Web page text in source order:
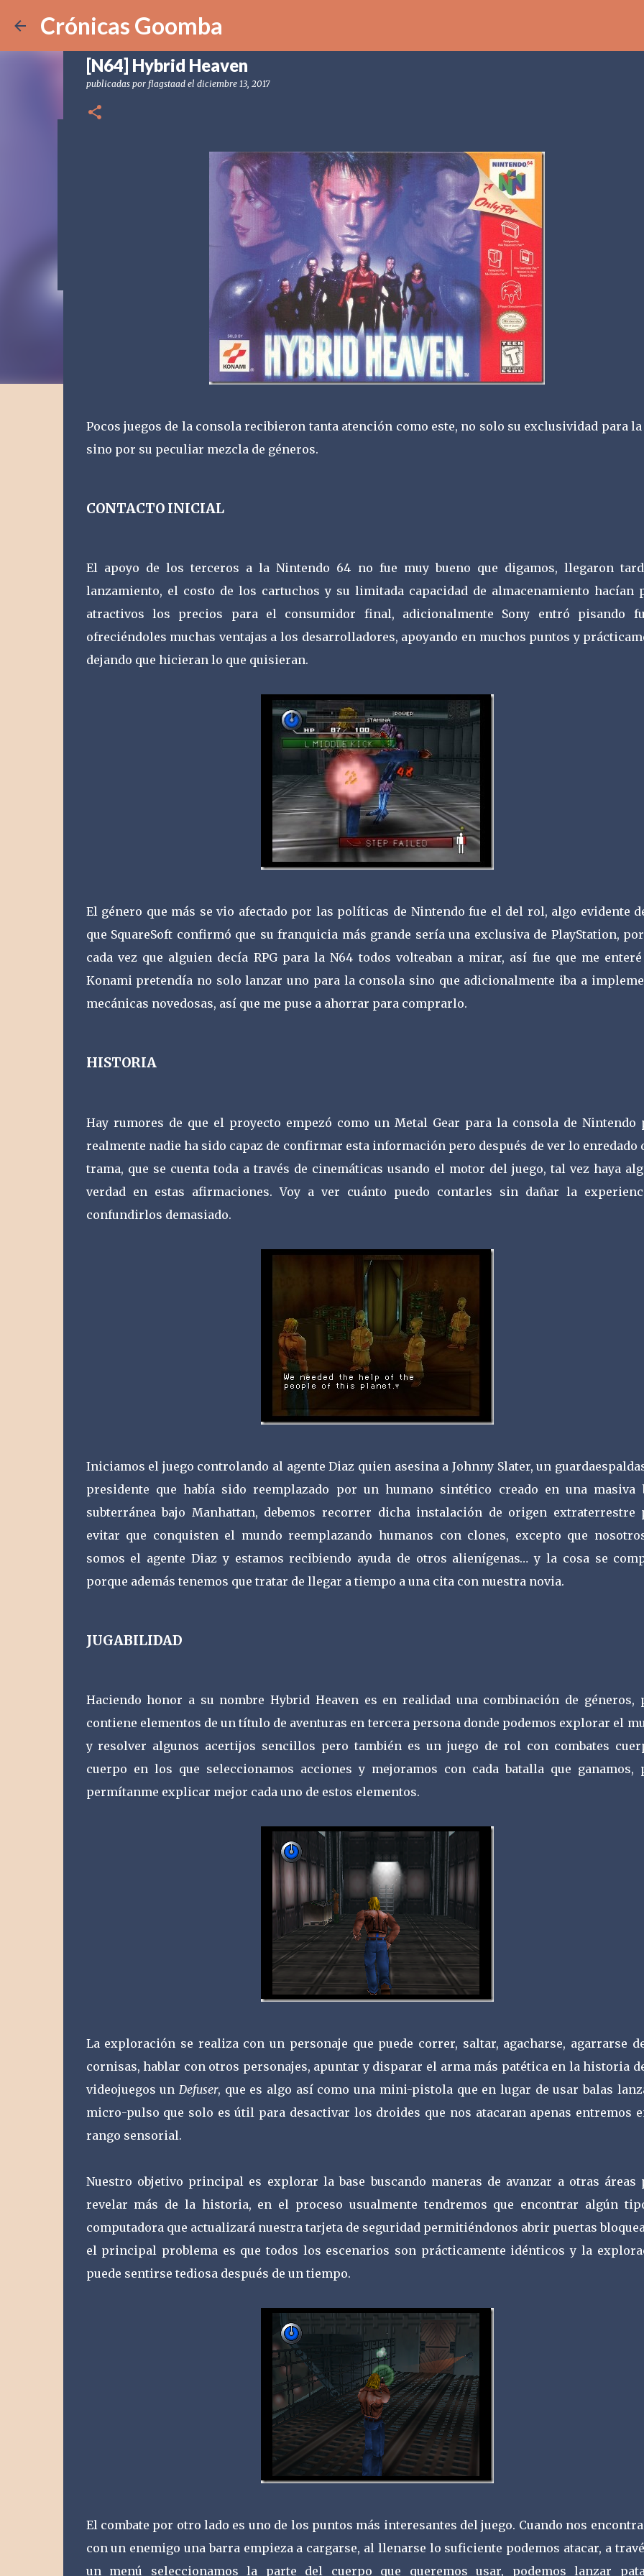
Crónicas Goomba
[POD] CG328 Shadow Labyrinth
eljulio 24, 2026 [POD] PODCAST [PS5] PLAYSTATION 5 2025 BANDAI NAMCO
[N64] Hybrid Heaven
publicadas por flagstaad el diciembre 13, 2017
Pocos juegos de la consola recibieron tanta atención como este, no solo su exclusividad para la
sino por su peculiar mezcla de géneros.
CONTACTO INICIAL
El apoyo de los terceros a la Nintendo 64 no fue muy bueno que digamos, llegaron
lanzamiento, el costo de los cartuchos y su limitada capacidad de almacenamiento hacían
atractivos los precios para el consumidor final, adicionalmente Sony entró pisando
ofreciéndoles muchas ventajas a los desarrolladores, apoyando en muchos puntos y
dejando que hicieran lo que quisieran.
El género que más se vio afectado por las políticas de Nintendo fue el del rol, algo evidente
que SquareSoft confirmó que su franquicia más grande sería una exclusiva de PlayStation,
cada vez que alguien decía RPG para la N64 todos volteaban a mirar, así fue que me
Konami pretendía no solo lanzar uno para la consola sino que adicionalmente iba a
mecánicas novedosas, así que me puse a ahorrar para comprarlo.
HISTORIA
Hay rumores de que el proyecto empezó como un Metal Gear para la consola de Nintendo
realmente nadie ha sido capaz de confirmar esta información pero después de ver lo enredado
trama, que se cuenta toda a través de cinemáticas usando el motor del juego, tal vez haya
verdad en estas afirmaciones. Voy a ver cuánto puedo contarles sin dañar la
confundirlos demasiado.
Iniciamos el juego controlando al agente Diaz quien asesina a Johnny Slater, un
presidente que había sido reemplazado por un humano sintético creado en una masiva
subterránea bajo Manhattan, debemos recorrer dicha instalación de origen extraterrestre
evitar que conquisten el mundo reemplazando humanos con clones, excepto que
somos el agente Diaz y estamos recibiendo ayuda de otros alienígenas… y la cosa se
porque además tenemos que tratar de llegar a tiempo a una cita con nuestra novia.
JUGABILIDAD
Haciendo honor a su nombre Hybrid Heaven es en realidad una combinación de géneros,
contiene elementos de un título de aventuras en tercera persona donde podemos explorar el
y resolver algunos acertijos sencillos pero también es un juego de rol con combates
cuerpo en los que seleccionamos acciones y mejoramos con cada batalla que ganamos,
permítanme explicar mejor cada uno de estos elementos.
La exploración se realiza con un personaje que puede correr, saltar, agacharse, agarrarse
cornisas, hablar con otros personajes, apuntar y disparar el arma más patética en la historia
videojuegos un Defuser, que es algo así como una mini-pistola que en lugar de usar balas
micro-pulso que solo es útil para desactivar los droides que nos atacaran apenas entremos
rango sensorial.
Nuestro objetivo principal es explorar la base buscando maneras de avanzar a otras áreas
revelar más de la historia, en el proceso usualmente tendremos que encontrar algún
computadora que actualizará nuestra tarjeta de seguridad permitiéndonos abrir puertas
el principal problema es que todos los escenarios son prácticamente idénticos y la
puede sentirse tediosa después de un tiempo.
El combate por otro lado es uno de los puntos más interesantes del juego. Cuando nos
con un enemigo una barra empieza a cargarse, al llenarse lo suficiente podemos atacar, a
un menú seleccionamos la parte del cuerpo que queremos usar, podemos lanzar